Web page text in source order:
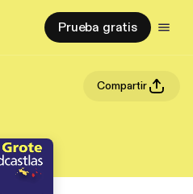
Prueba gratis
Compartir